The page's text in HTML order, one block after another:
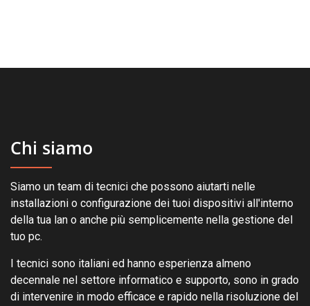
Chi siamo
Siamo un team di tecnici che possono aiutarti nelle
installazioni o configurazione dei tuoi dispositivi all'interno
della tua lan o anche più semplicemente nella gestione del
tuo pc.
I tecnici sono italiani ed hanno esperienza almeno
decennale nel settore informatico e supporto, sono in grado
di intervenire in modo efficace e rapido nella risoluzione del